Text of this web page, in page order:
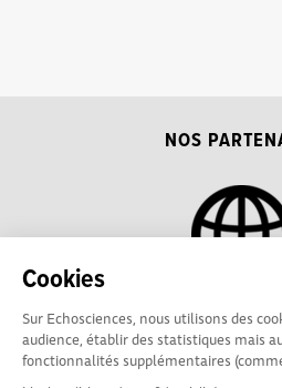
Cookies
Sur Echosciences, nous utilisons des
audience, établir des statistiques mais
fonctionnalités supplémentaires
NOS
Partager, découvrir,